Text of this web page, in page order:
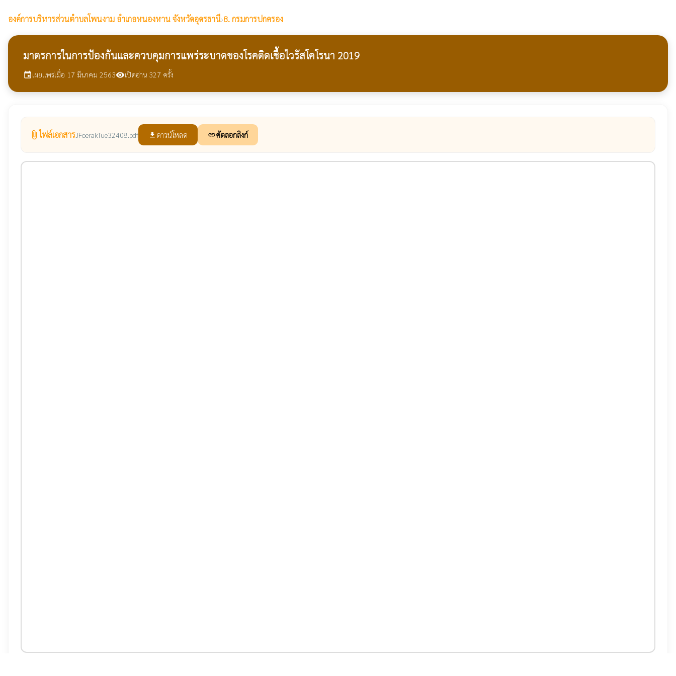
องค์การบริหารส่วนตำบลโพนงาม อำเภอหนองหาน จังหวัดอุดรธานี›8. กรมการปกครอง
มาตรการในการป้องกันและควบคุมการแพร่ระบาดของโรคติดเชื้อไวรัสโคโรนา 2019
eventเผยแพร่เมื่อ 17 มีนาคม 2563visibilityเปิดอ่าน 327 ครั้ง
attach_file ไฟล์เอกสาร JFoerakTue32408.pdf file_download ดาวน์โหลด linkคัดลอกลิงก์